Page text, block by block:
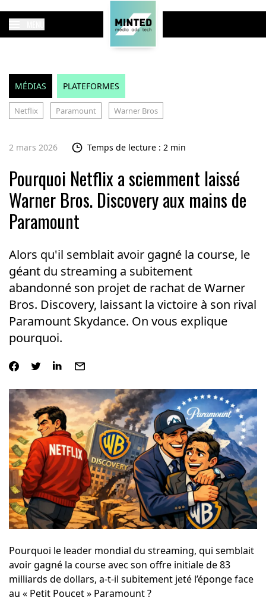
MÉDIAS PLATEFORMES
Netflix Paramount Warner Bros
2 mars 2026 Temps de lecture : 2 min
Pourquoi Netflix a sciemment laissé
Warner Bros. Discovery aux mains de
Paramount
Alors qu'il semblait avoir gagné la course, le
géant du streaming a subitement
abandonné son projet de rachat de Warner
Bros. Discovery, laissant la victoire à son rival
Paramount Skydance. On vous explique
pourquoi.
Pourquoi le leader mondial du streaming, qui semblait
avoir gagné la course avec son offre initiale de 83
milliards de dollars, a-t-il subitement jeté l’éponge face
au « Petit Poucet » Paramount ?